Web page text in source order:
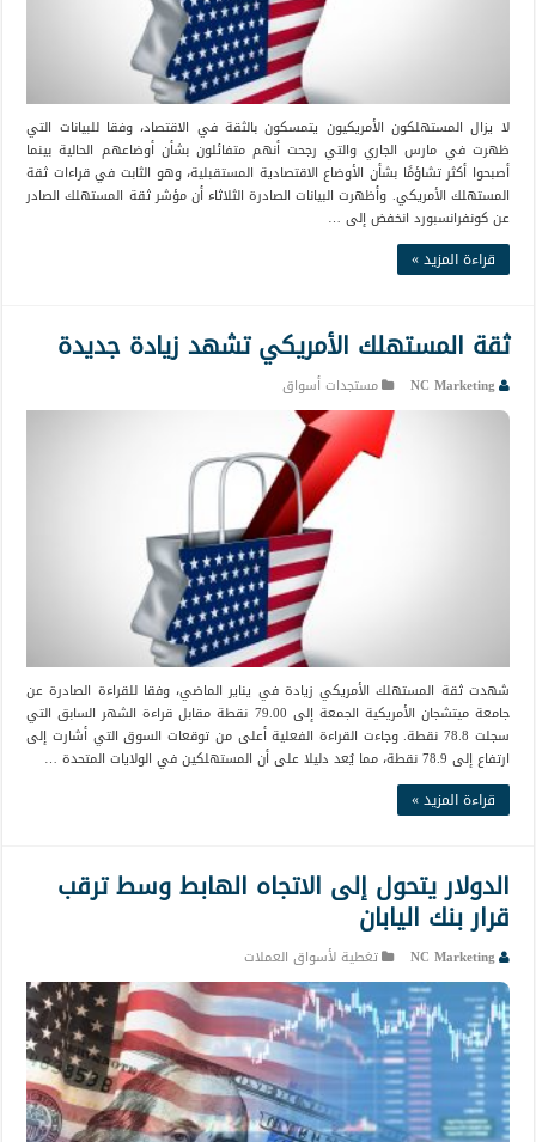
لا يزال المستهلكون الأمريكيون يتمسكون بالثقة في الاقتصاد، وفقا للبيانات التي
ظهرت في مارس الجاري والتي رجحت أنهم متفائلون بشأن أوضاعهم الحالية بينما
أصبحوا أكثر تشاؤمًا بشأن الأوضاع الاقتصادية المستقبلية، وهو الثابت في قراءات ثقة
المستهلك الأمريكي. وأظهرت البيانات الصادرة الثلاثاء أن مؤشر ثقة المستهلك الصادر
عن كونفرانسبورد انخفض إلى …
قراءة المزيد »
ثقة المستهلك الأمريكي تشهد زيادة جديدة
NC Marketing مستجدات أسواق
شهدت ثقة المستهلك الأمريكي زيادة في يناير الماضي، وفقا للقراءة الصادرة عن
جامعة ميتشجان الأمريكية الجمعة إلى 79.00 نقطة مقابل قراءة الشهر السابق التي
سجلت 78.8 نقطة. وجاءت القراءة الفعلية أعلى من توقعات السوق التي أشارت إلى
ارتفاع إلى 78.9 نقطة، مما يُعد دليلا على أن المستهلكين في الولايات المتحدة …
قراءة المزيد »
الدولار يتحول إلى الاتجاه الهابط وسط ترقب
قرار بنك اليابان
NC Marketing تغطية لأسواق العملات